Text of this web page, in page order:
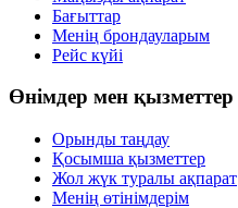
Бағыттар
Менің брондауларым
Рейс күйі
Өнімдер мен қызметтер
Орынды таңдау
Қосымша қызметтер
Жол жүк туралы ақпарат
Менің өтінімдерім